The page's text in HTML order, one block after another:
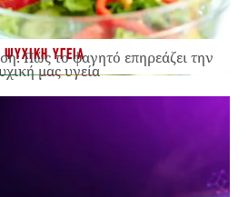
ΨΥΧΙΚΗ ΥΓΕΙΑ
Πώς το φαγητό επηρεάζει την
μας υγεία